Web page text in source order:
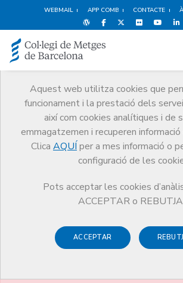
WEBMAIL APP COMB CONTACTE
Aquest web utilitza cookies que
funcionament i la prestació dels
així com cookies analítiques i de
emmagatzemen i recuperen informació
Clica AQUÍ per a mes informació o
configuració de les
Pots acceptar les cookies
ACCEPTAR o
ACCEPTAR
Agenda
Agenda Inscripció activitat
Cafè GIPS 'Els
IA' (Online)